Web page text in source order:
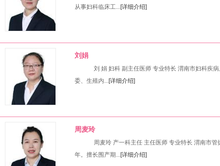
从事妇科临床工...[详细介绍]
刘娟
刘 娟 妇科 副主任医师 专业特长 渭南市妇科疾
委、生殖内...[详细介绍]
周麦玲
周麦玲 产一科主任 主任医师 专业特长 渭南市管
年。擅长围产期...[详细介绍]